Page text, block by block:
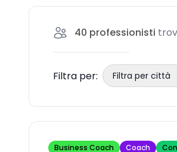
40 professionisti
Filtra per: Filtra per città
Business Coach Coach